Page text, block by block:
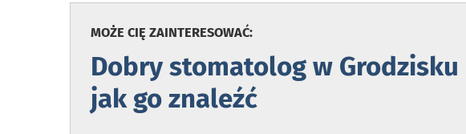
MOŻE CIĘ ZAINTERESOWAĆ:
Dobry stomatolog w
jak go znaleźć